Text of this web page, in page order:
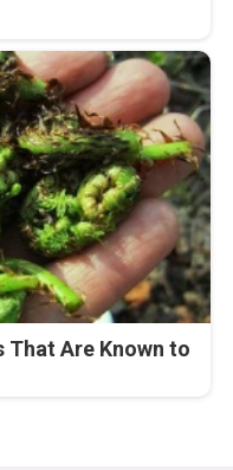
That Are Known to